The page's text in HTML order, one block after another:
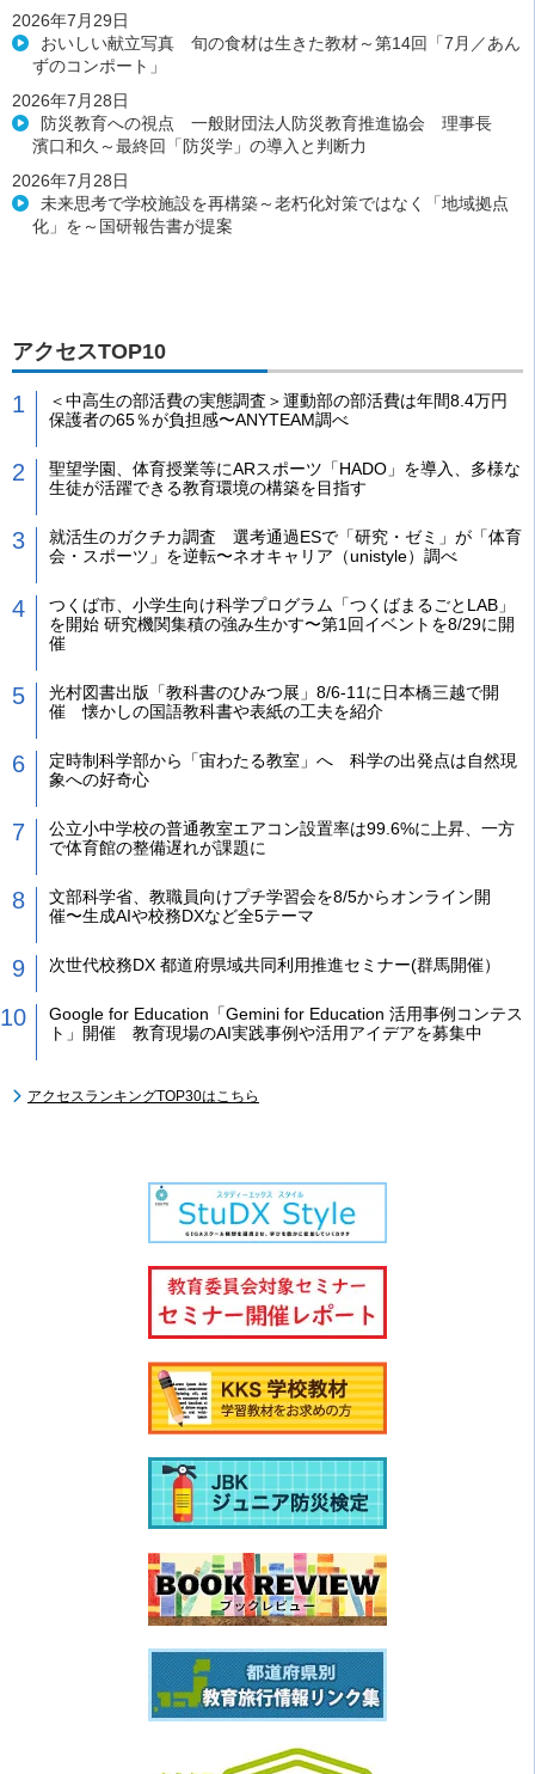
2026年7月29日
おいしい献立写真 旬の食材は生きた教材～第14回「7月／あん
ずのコンポート」
2026年7月28日
防災教育への視点 一般財団法人防災教育推進協会 理事長
濱口和久～最終回「防災学」の導入と判断力
2026年7月28日
未来思考で学校施設を再構築～老朽化対策ではなく「地域拠点
化」を～国研報告書が提案
アクセスTOP10
＜中高生の部活費の実態調査＞運動部の部活費は年間8.4万円
保護者の65％が負担感〜ANYTEAM調べ
聖望学園、体育授業等にARスポーツ「HADO」を導入、多様な
生徒が活躍できる教育環境の構築を目指す
就活生のガクチカ調査 選考通過ESで「研究・ゼミ」が「体育
会・スポーツ」を逆転〜ネオキャリア（unistyle）調べ
つくば市、小学生向け科学プログラム「つくばまるごとLAB」
を開始 研究機関集積の強み生かす〜第1回イベントを8/29に開
催
光村図書出版「教科書のひみつ展」8/6-11に日本橋三越で開
催 懐かしの国語教科書や表紙の工夫を紹介
定時制科学部から「宙わたる教室」へ 科学の出発点は自然現
象への好奇心
公立小中学校の普通教室エアコン設置率は99.6%に上昇、一方
で体育館の整備遅れが課題に
文部科学省、教職員向けプチ学習会を8/5からオンライン開
催〜生成AIや校務DXなど全5テーマ
次世代校務DX 都道府県域共同利用推進セミナー(群馬開催）
Google for Education「Gemini for Education 活用事例コンテス
ト」開催 教育現場のAI実践事例や活用アイデアを募集中
アクセスランキングTOP30はこちら